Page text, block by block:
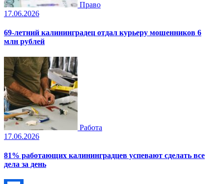
Право
17.06.2026
69-летний калининградец отдал курьеру мошенников 6
млн рублей
Работа
17.06.2026
81% работающих калининградцев успевают сделать все
дела за день